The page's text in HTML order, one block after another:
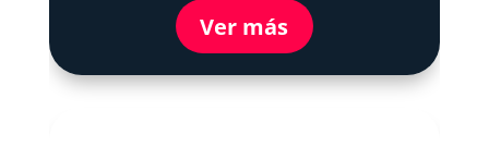
Ver más